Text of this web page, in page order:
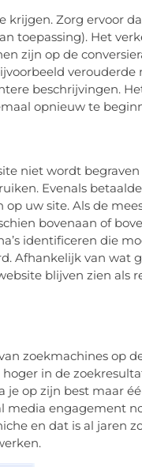
Zorg ervoor
toepassing). Het
zijn op de
beschrijvingen.
opnieuw te
niet wordt
Evenals
uw site. Als de
bovenaan of
identificeren die
Afhankelijk van wat
blijven zien als
zoekmachines op
in de
je op zijn best maar
engagement
en dat is al jaren